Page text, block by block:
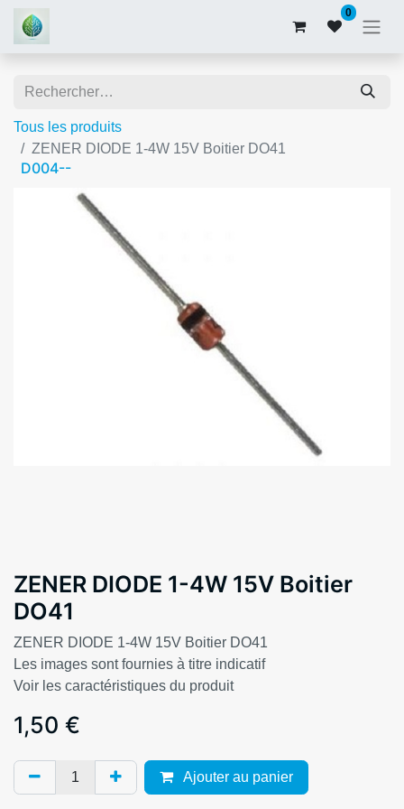
0
Tous les produits
ZENER DIODE 1-4W 15V Boitier DO41
D004--
ZENER DIODE 1-4W 15V Boitier
DO41
ZENER DIODE 1-4W 15V Boitier DO41
Les images sont fournies à titre indicatif
Voir les caractéristiques du produit
1,50 €
Ajouter au panier